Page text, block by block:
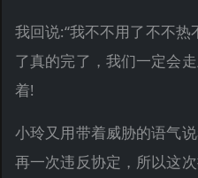
我回说:“我不不用了不不热
了真的完了，我们一定会
着!
小玲又用带着威胁的语气
再一次违反协定，所以这